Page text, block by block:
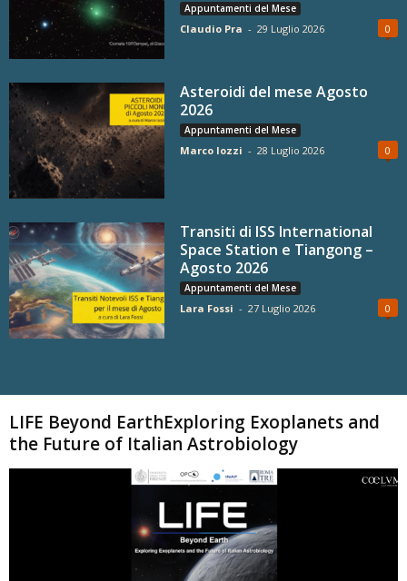
Appuntamenti del Mese
Claudio Pra - 29 Luglio 2026 0
Asteroidi del mese Agosto
2026
Appuntamenti del Mese
Marco Iozzi - 28 Luglio 2026 0
Transiti di ISS International
Space Station e Tiangong –
Agosto 2026
Appuntamenti del Mese
Lara Fossi - 27 Luglio 2026 0
LIFE Beyond EarthExploring Exoplanets and
the Future of Italian Astrobiology